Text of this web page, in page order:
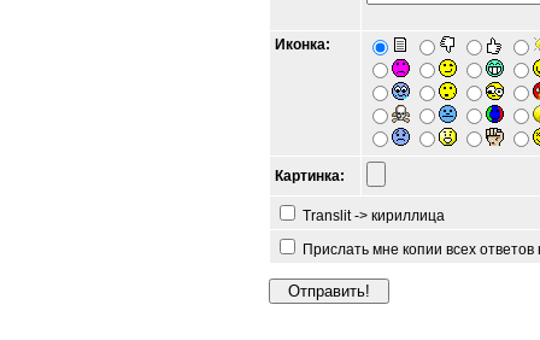
Иконка:
Картинка:
Translit -> кириллица
Прислать мне копии всех